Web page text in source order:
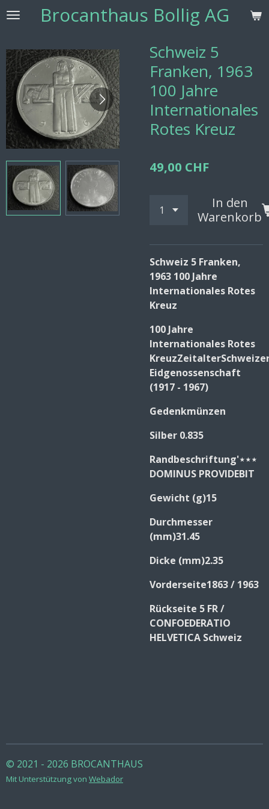
Zum
Brocanthaus Bollig AG
Schweiz 5
Franken, 1963
100 Jahre
Internationales
Rotes Kreuz
49,00 CHF
In den
Warenkorb
Schweiz 5 Franken,
1963 100 Jahre
Internationales Rotes
Kreuz
100 Jahre
Internationales Rotes
Eidgenossenschaft
(1917 - 1967)
Gedenkmünzen
Silber 0.835
Randbeschriftung'⋆⋆⋆
DOMINUS PROVIDEBIT
Gewicht (g)15
Durchmesser
(mm)31.45
Dicke (mm)2.35
Vorderseite1863/ 1963
Rückseite 5 FR/
CONFOEDERATIO
HELVETICA Schweiz
© 2021 - 2026 BROCANTHAUS
Mit Unterstützung von Webador